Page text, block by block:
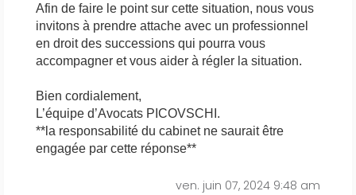
Afin de faire le point sur cette situation, nous vous
invitons à prendre attache avec un professionnel
en droit des successions qui pourra vous
accompagner et vous aider à régler la situation.
Bien cordialement,
L’équipe d’Avocats PICOVSCHI.
**la responsabilité du cabinet ne saurait être
engagée par cette réponse**
ven. juin 07, 2024 9:48 am